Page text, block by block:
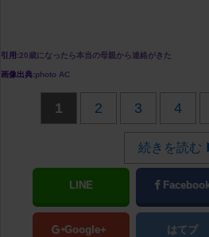
引用:20歳になったら本当の母親から連絡がきた
画像出典:photo AC
1 2 3 4
続きを読む
LINE
Google+ はてブ